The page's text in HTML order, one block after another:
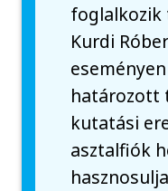
foglalkozik
Kurdi
határozott
kutatási
asztalfiók